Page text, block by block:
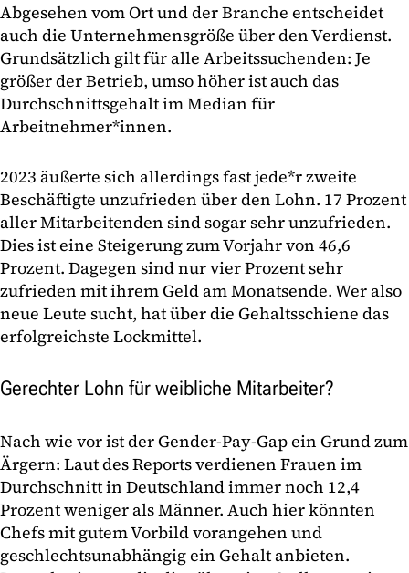
Abgesehen vom Ort und der Branche entscheidet
auch die Unternehmensgröße über den Verdienst.
Grundsätzlich gilt für alle Arbeitssuchenden: Je
größer der Betrieb, umso höher ist auch das
Durchschnittsgehalt im Median für
Arbeitnehmer*innen.
2023 äußerte sich allerdings fast jede*r zweite
Beschäftigte unzufrieden über den Lohn. 17 Prozent
aller Mitarbeitenden sind sogar sehr unzufrieden.
Dies ist eine Steigerung zum Vorjahr von 46,6
Prozent. Dagegen sind nur vier Prozent sehr
zufrieden mit ihrem Geld am Monatsende. Wer also
neue Leute sucht, hat über die Gehaltsschiene das
erfolgreichste Lockmittel.
Gerechter Lohn für weibliche Mitarbeiter?
Nach wie vor ist der Gender-Pay-Gap ein Grund zum
Ärgern: Laut des Reports verdienen Frauen im
Durchschnitt in Deutschland immer noch 12,4
Prozent weniger als Männer. Auch hier könnten
Chefs mit gutem Vorbild vorangehen und
geschlechtsunabhängig ein Gehalt anbieten.